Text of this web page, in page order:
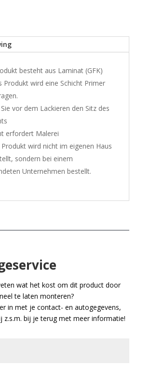
besteht aus Laminat (GFK)
Produkt wird eine Schicht Primer
vor dem Lackieren den Sitz des
erfordert Malerei
Produkt wird nicht im eigenen Haus
sondern bei einem
Unternehmen bestellt.
wat het kost om dit product door
te laten monteren?
in met je contact- en autogegevens,
z.s.m. bij je terug met meer informatie!